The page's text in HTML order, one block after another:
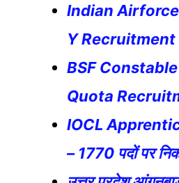
Indian
Y
BSF
Quota
IOCL
– 1770 पदों पर